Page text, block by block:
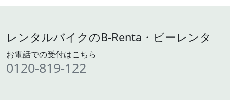
レンタルバイクのB-Renta・ビーレンタ
お電話での受付はこちら
0120-819-122